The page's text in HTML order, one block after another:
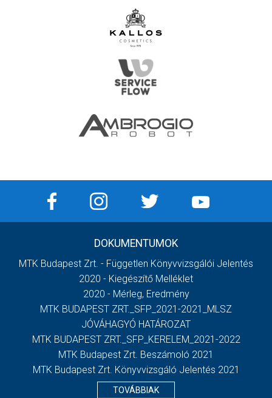
DOKUMENTUMOK
MTK Budapest Zrt. - Független Könyvvizsgálói Jelentés
2020 - Kiegészítő Melléklet
2020 - Mérleg, Eredmény
MTK BUDAPEST ZRT._SFP_2021-2021_MLSZ
JÓVÁHAGYÓ HATÁROZAT
MTK BUDAPEST ZRT._SFP_KERELEM_2021-2022
MTK Budapest Zrt. Beszámoló 2021
MTK Budapest Zrt. Könyvvizsgáló Jelentés 2021
TOVÁBBIAK